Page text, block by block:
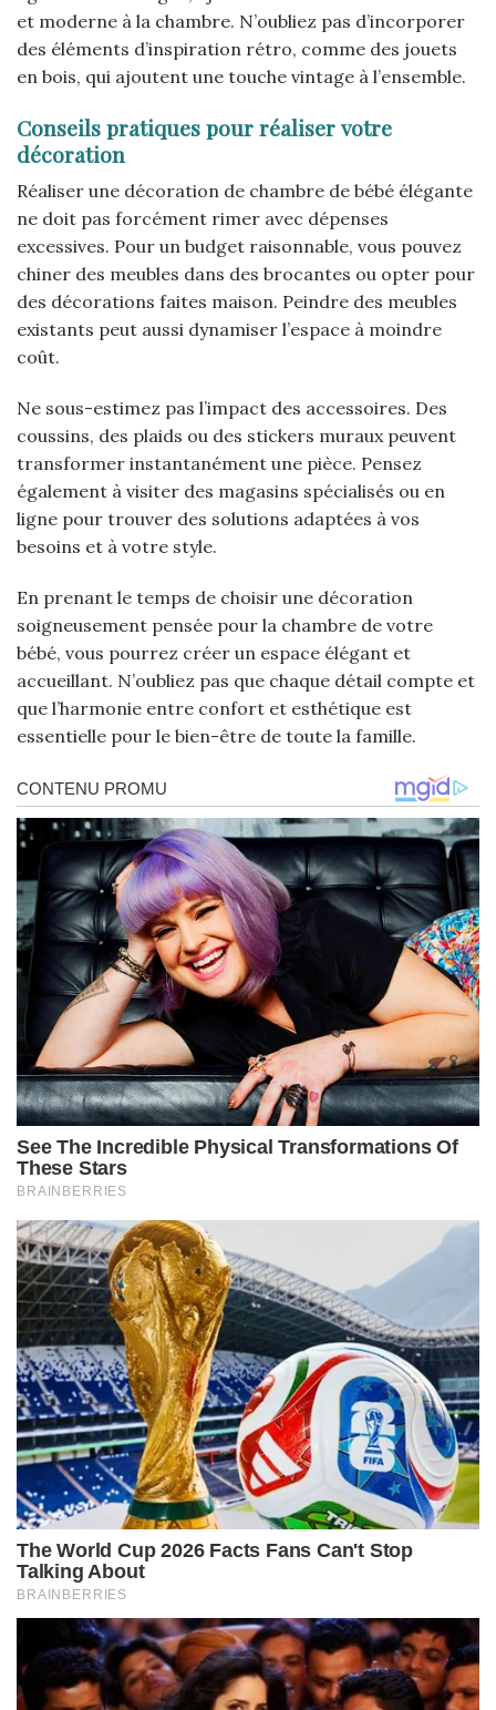
et moderne à la chambre. N’oubliez pas d’incorporer
des éléments d’inspiration rétro, comme des jouets
en bois, qui ajoutent une touche vintage à l’ensemble.
Conseils pratiques pour réaliser votre
décoration
Réaliser une décoration de chambre de bébé élégante
ne doit pas forcément rimer avec dépenses
excessives. Pour un budget raisonnable, vous pouvez
chiner des meubles dans des brocantes ou opter pour
des décorations faites maison. Peindre des meubles
existants peut aussi dynamiser l’espace à moindre
coût.
Ne sous-estimez pas l’impact des accessoires. Des
coussins, des plaids ou des stickers muraux peuvent
transformer instantanément une pièce. Pensez
également à visiter des magasins spécialisés ou en
ligne pour trouver des solutions adaptées à vos
besoins et à votre style.
En prenant le temps de choisir une décoration
soigneusement pensée pour la chambre de votre
bébé, vous pourrez créer un espace élégant et
accueillant. N’oubliez pas que chaque détail compte et
que l’harmonie entre confort et esthétique est
essentielle pour le bien-être de toute la famille.